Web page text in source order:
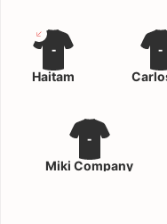
-
Miki Company
-
Haitam
-